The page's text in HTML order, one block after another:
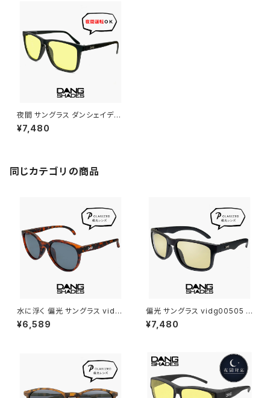
夜間 サングラス ダンシェイディ
ーズ vidg00470 RECOIL リ
コイル DANG SHADES 夜 運
ン型 フレーム uvカット 運転 自
転車 ウォーキング プレゼント に
¥7,480
同じカテゴリの商品
水に浮く 偏光 サングラス vidg
00492 ダンシェイディーズ フ
ローティー DANG SHADES 偏
ストン型 フレーム 偏光 レンズ u
v400 uvカット 釣り アウトドア
¥6,589
偏光 サングラス vidg00505 ダ
ンシェイディーズ ALL TERRAI
N JP DANG SHADES オール
6カーブ ボードスポーツ ランニ
ング 釣り ゴルフ ツーリング 自
転車 車 運転用 メンズ レディー
ス ユニセックス uvカット
¥7,480